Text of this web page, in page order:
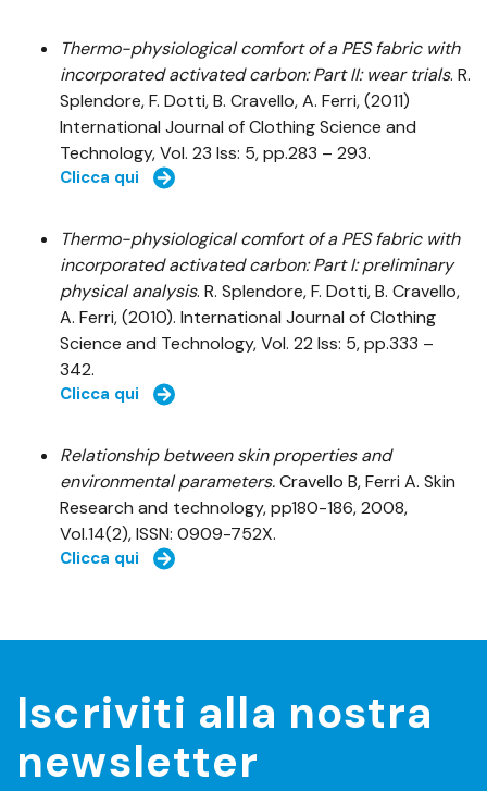
Thermo-physiological comfort of a PES fabric with
incorporated activated carbon: Part II: wear trials. R.
Splendore, F. Dotti, B. Cravello, A. Ferri, (2011)
International Journal of Clothing Science and
Technology, Vol. 23 Iss: 5, pp.283 – 293.
Clicca qui
Thermo-physiological comfort of a PES fabric with
incorporated activated carbon: Part I: preliminary
physical analysis. R. Splendore, F. Dotti, B. Cravello,
A. Ferri, (2010). International Journal of Clothing
Science and Technology, Vol. 22 Iss: 5, pp.333 –
342.
Clicca qui
Relationship between skin properties and
environmental parameters.Cravello B, Ferri A. Skin
Research and technology, pp180-186, 2008,
Vol.14(2), ISSN: 0909-752X.
Clicca qui
Iscriviti alla nostra
newsletter